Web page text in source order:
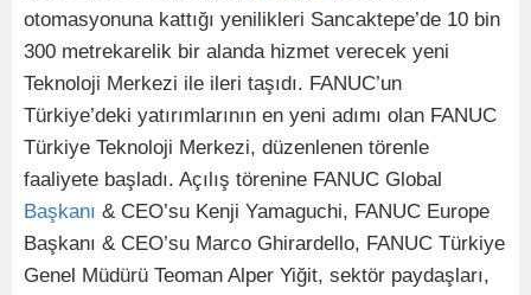
otomasyonuna kattığı yenilikleri Sancaktepe’de 10 bin
300 metrekarelik bir alanda hizmet verecek yeni
Teknoloji Merkezi ile ileri taşıdı. FANUC’un
Türkiye’deki yatırımlarının en yeni adımı olan FANUC
Türkiye Teknoloji Merkezi, düzenlenen törenle
faaliyete başladı. Açılış törenine FANUC Global
Başkanı & CEO’su Kenji Yamaguchi, FANUC Europe
Başkanı & CEO’su Marco Ghirardello, FANUC Türkiye
Genel Müdürü Teoman Alper Yiğit, sektör paydaşları,